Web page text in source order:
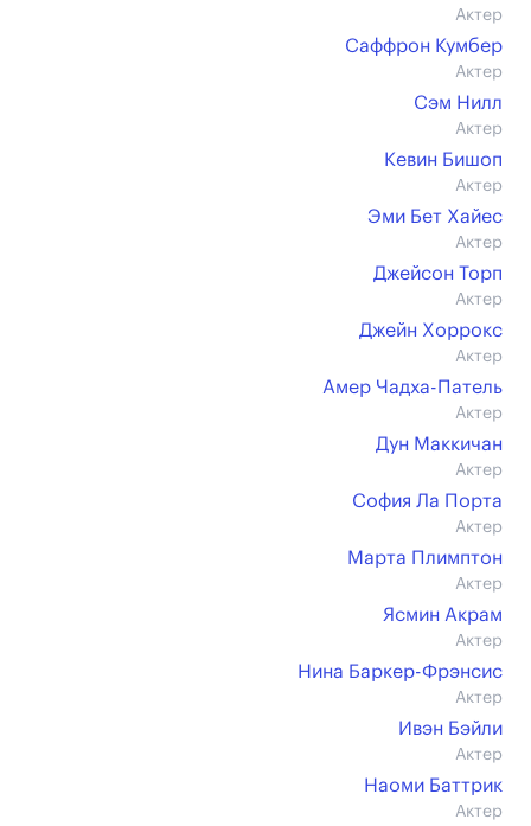
Актер
Саффрон Кумбер
Актер
Сэм Нилл
Актер
Кевин Бишоп
Актер
Эми Бет Хайес
Актер
Джейсон Торп
Актер
Джейн Хоррокс
Актер
Амер Чадха-Патель
Актер
Дун Маккичан
Актер
София Ла Порта
Актер
Марта Плимптон
Актер
Ясмин Акрам
Актер
Нина Баркер-Фрэнсис
Актер
Ивэн Бэйли
Актер
Наоми Баттрик
Актер